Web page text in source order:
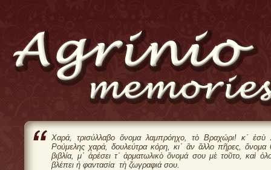
Χαρά, τρισύλλαβο ὄνομα λαμπρόηχο, τὸ Βραχώρι! κ᾿ ἐσὺ
Ρούμελης χαρά, δουλεύτρα κόρη, κι᾿ ἂν ἄλλο πῆρες, ὄνομα
βιβλία, μ᾿ ἀρέσει τ᾿ ἀρματωλικὸ ὄνομά σου μὲ τοῦτο, καὶ
βλέπει ἡ φαντασία τὴ ζωγραφιά σου.